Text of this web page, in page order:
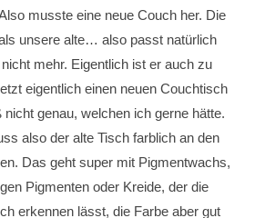
musste eine neue Couch her. Die
unsere alte… also passt natürlich
mehr. Eigentlich ist er auch zu
eigentlich einen neuen Couchtisch
genau, welchen ich gerne hätte.
also der alte Tisch farblich an den
Das geht super mit Pigmentwachs,
Pigmenten oder Kreide, der die
erkennen lässt, die Farbe aber gut